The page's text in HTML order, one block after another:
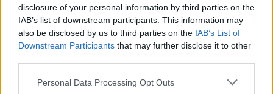
disclosure of your personal information by third parties on the
IAB’s list of downstream participants. This information may
also be disclosed by us to third parties on the IAB’s List of
Downstream Participants that may further disclose it to other
Please note that this website/app uses one or more Google
Personal Data Processing Opt Outs
Είδος υπό εξαφάνιση οι υπερπολύτεκνοι στην
Ελλάδα που γερνάει: Τα... δύο ταψιά μεσημεριανό,
τα επιδόματα, η καθημερινότητά τους
07.08.2026, 15:59